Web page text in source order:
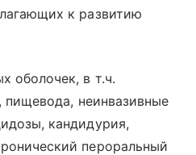
к развитию
оболочек, в т.ч.
пищевода, неинвазивные
кандидурия,
пероральный